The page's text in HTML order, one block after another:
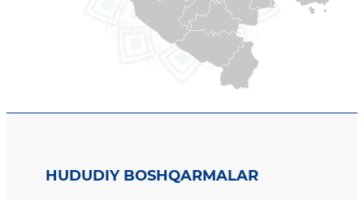
HUDUDIY BOSHQARMALAR